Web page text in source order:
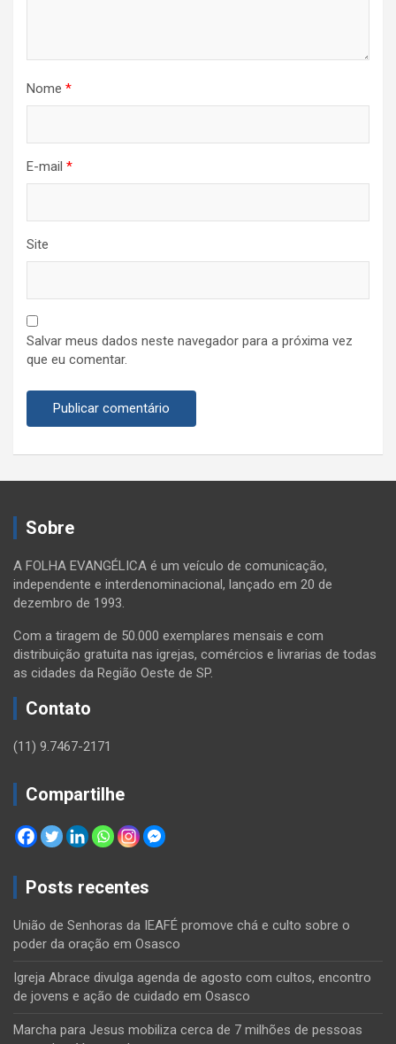
Nome *
E-mail *
Site
Salvar meus dados neste navegador para a próxima vez
que eu comentar.
Sobre
A FOLHA EVANGÉLICA é um veículo de comunicação,
independente e interdenominacional, lançado em 20 de
dezembro de 1993.
Com a tiragem de 50.000 exemplares mensais e com
distribuição gratuita nas igrejas, comércios e livrarias de todas
as cidades da Região Oeste de SP.
Contato
(11) 9.7467-2171
Compartilhe
Posts recentes
União de Senhoras da IEAFÉ promove chá e culto sobre o
poder da oração em Osasco
Igreja Abrace divulga agenda de agosto com cultos, encontro
de jovens e ação de cuidado em Osasco
Marcha para Jesus mobiliza cerca de 7 milhões de pessoas